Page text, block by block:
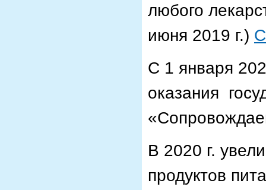
любого
июня 2019 г.)
С 1 января
оказания
В 2020 г.
продуктов